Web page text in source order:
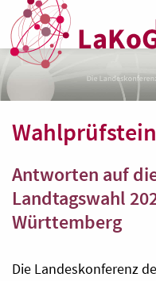
Antworten auf
Landtagswahl
Württemberg
Die Landeskonferenz